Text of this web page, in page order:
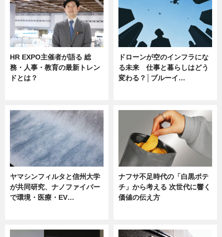
HR EXPO主催者が語る 総
務・人事・教育の最新トレン
ドとは？
ドローンが空のインフラにな
る未来 仕事と暮らしはどう
変わる？│ブルーイ…
ヤマシンフィルタと信州大学
が共同研究、ナノファイバー
で環境・医療・EV…
ナフサ不足時代の「白黒ポテ
チ」から考える 次世代に響く
価値の伝え方